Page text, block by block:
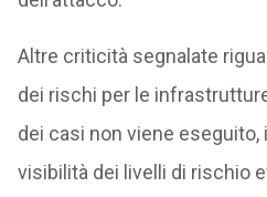
Altre criticità segnalate
dei rischi per le
dei casi non viene eseguito,
visibilità dei livelli di rischio